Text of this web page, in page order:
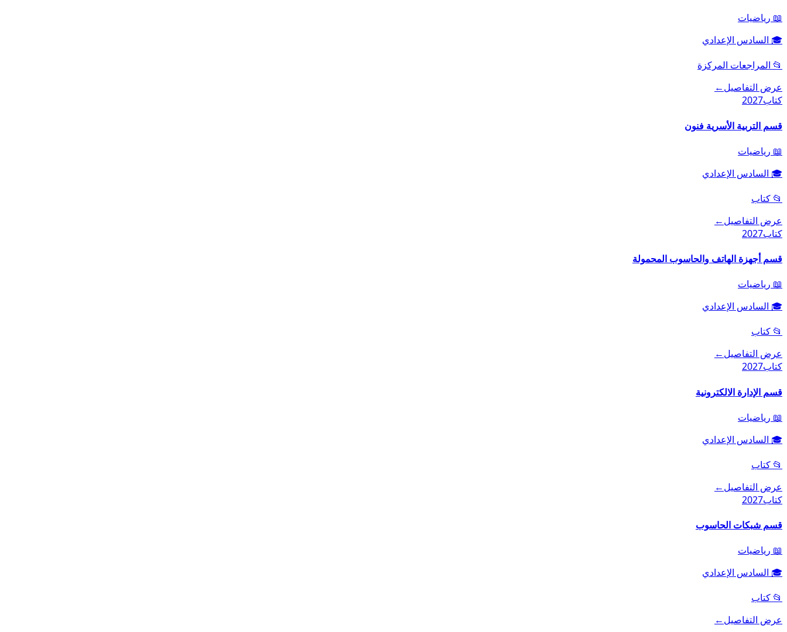
📖 رياضيات
🎓 السادس الإعدادي
📂 المراجعات المركزة
عرض التفاصيل←
كتاب2027
قسم التربية الأسرية فنون
📖 رياضيات
🎓 السادس الإعدادي
📂 كتاب
عرض التفاصيل←
كتاب2027
قسم أجهزة الهاتف والحاسوب المحمولة
📖 رياضيات
🎓 السادس الإعدادي
📂 كتاب
عرض التفاصيل←
كتاب2027
قسم الإدارة الالكترونية
📖 رياضيات
🎓 السادس الإعدادي
📂 كتاب
عرض التفاصيل←
كتاب2027
قسم شبكات الحاسوب
📖 رياضيات
🎓 السادس الإعدادي
📂 كتاب
عرض التفاصيل←